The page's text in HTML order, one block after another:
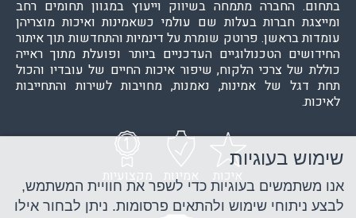
בתחום. החברה מתמחה בשיווק וייעוץ במגוון תחומים רחב
ומייצגת חברות בעלות שם עולמי כשאמינות ואיכות מוצריהן
עומדות בראשן. פרוטק שומרת על דינמיות והתחדשות תוך איתור
החידושים הטכנולוגיים העדכניים ביותר ופועלת מתוך ראייה
כוללת של צרכי הלקוח, שיפור איכות החיים של עובדיו והכול
תחת דגל של אמינות, נאמנות, מחויבות לשירות והתחייבות
לאיכות.
איכות אמינות מקצועיות
שימוש בעוגיות
אנו משתמשים בעוגיות כדי לשפר את חוויית המשתמש,
לבצע ניתוחי שימוש ולהתאים פרסומות. ניתן לבחור אילו